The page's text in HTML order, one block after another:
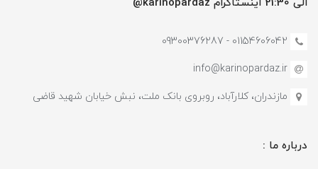
01154606042 - 09300376287
info@karinopardaz.ir
مازندران، کلارآباد، روبروی بانک ملت، نبش خیابان شهید قاضی
درباره ما :